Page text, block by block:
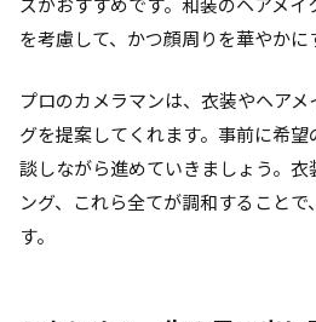
を考慮して、かつ顔周りを華やかに
プロのカメラマンは、衣装やヘア
グを提案してくれます。事前に希
談しながら進めていきましょう。衣
ング、これら全てが調和すること
す。